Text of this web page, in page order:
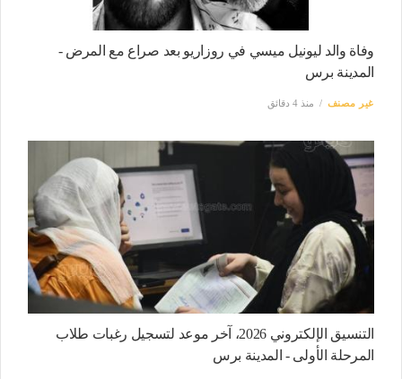
وفاة والد ليونيل ميسي في روزاريو بعد صراع مع المرض -
المدينة برس
غير مصنف منذ 4 دقائق
التنسيق الإلكتروني 2026، آخر موعد لتسجيل رغبات طلاب
المرحلة الأولى - المدينة برس